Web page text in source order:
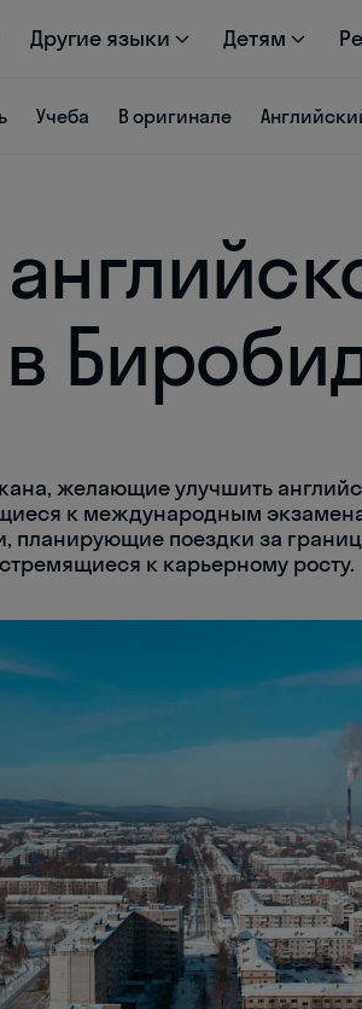
Другие языки Детям
Учеба В оригинале
желающие улучшить
к международным
планирующие поездки за
к карьерному росту.